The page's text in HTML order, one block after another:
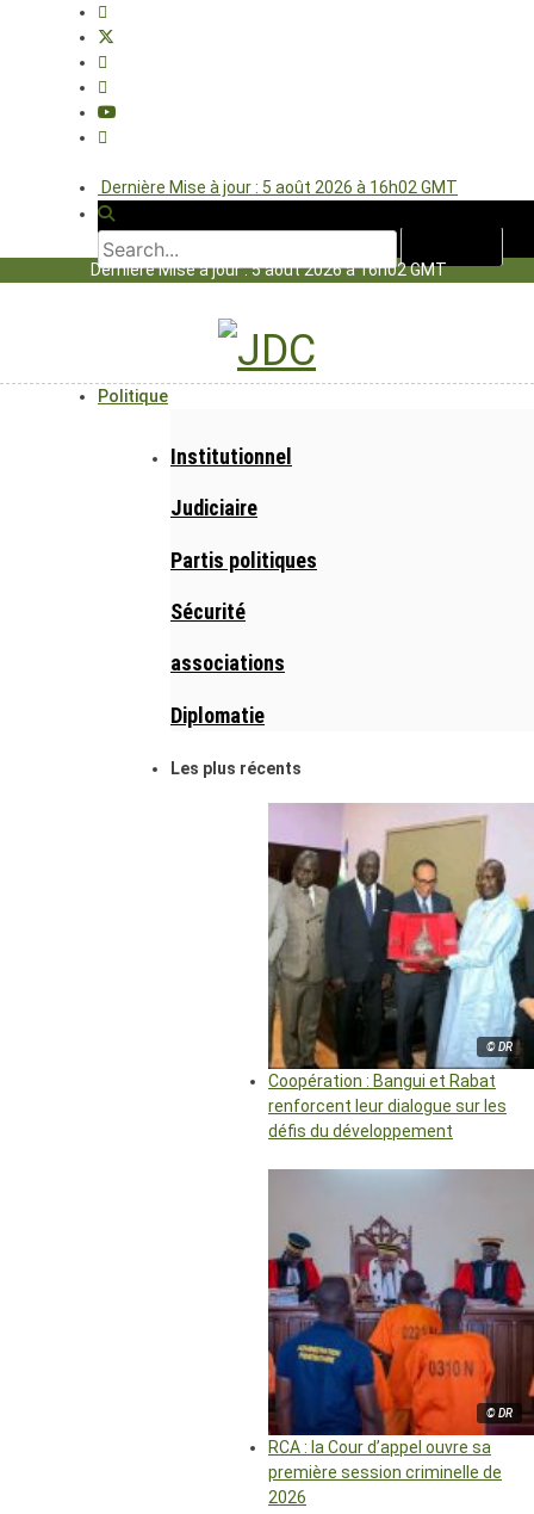
Dernière Mise à jour : 5 août 2026 à 16h02 GMT
Dernière Mise à jour : 5 août 2026 à 16h02 GMT
Politique
Institutionnel
Judiciaire
Partis politiques
Sécurité
associations
Diplomatie
Les plus récents
© DR
Coopération : Bangui et Rabat
renforcent leur dialogue sur les
défis du développement
© DR
RCA : la Cour d’appel ouvre sa
première session criminelle de
2026